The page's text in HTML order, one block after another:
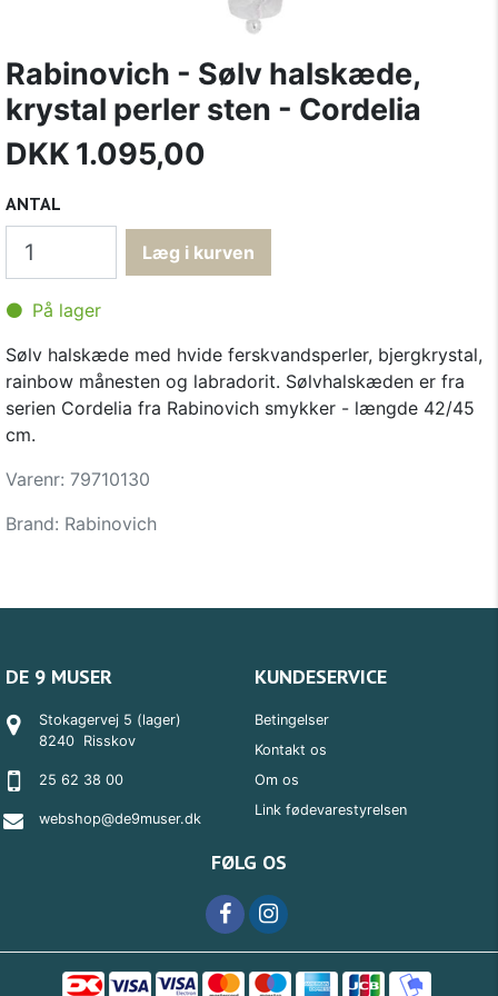
Rabinovich - Sølv halskæde,
krystal perler sten - Cordelia
DKK 1.095,00
ANTAL
På lager
Sølv halskæde med hvide ferskvandsperler, bjergkrystal,
rainbow månesten og labradorit. Sølvhalskæden er fra
serien Cordelia fra Rabinovich smykker - længde 42/45
cm.
Varenr: 79710130
Brand: Rabinovich
DE 9 MUSER
Stokagervej 5 (lager)
8240 Risskov
25 62 38 00
webshop@de9muser.dk
KUNDESERVICE
Betingelser
Kontakt os
Om os
Link fødevarestyrelsen
FØLG OS